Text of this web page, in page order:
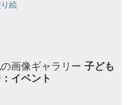
絵
画像ギャラリー 子ども
イベント